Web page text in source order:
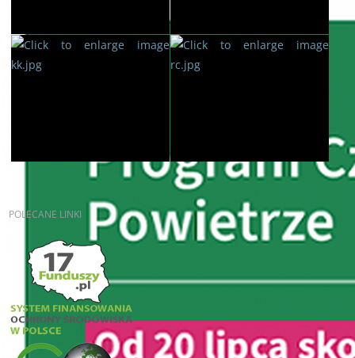
POLECANE LINKI